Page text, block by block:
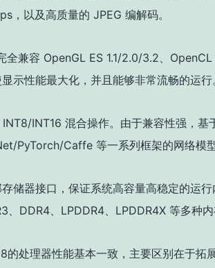
，以及高质量的 JPEG 编解码。
全兼容 OpenGL ES 1.1/2.0/3.2、
示性能最大化，并且能够非常流畅的运行
INT16 混合操作。由于兼容性强，基
PyTorch/Caffe 等一系列框架的网络模型
储器接口，保证系统高容量高稳定的运行
、DDR4、LPDDR4、LPDDR4X 等多种内
的处理器性能基本一致，主要区别在于拓